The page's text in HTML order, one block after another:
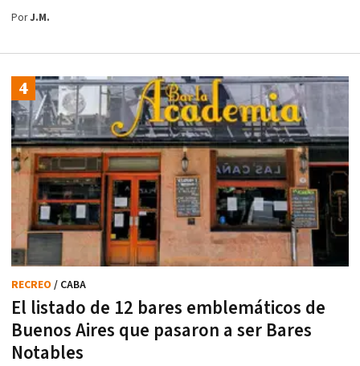
PorJ.M.
El listado de 12 bares emblemáticos de
Buenos Aires que pasaron a ser Bares
Notables
RECREO / CABA